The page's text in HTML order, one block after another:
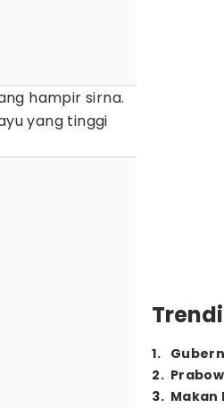
hampir sirna.
yang tinggi
1.
2.
3. Makan